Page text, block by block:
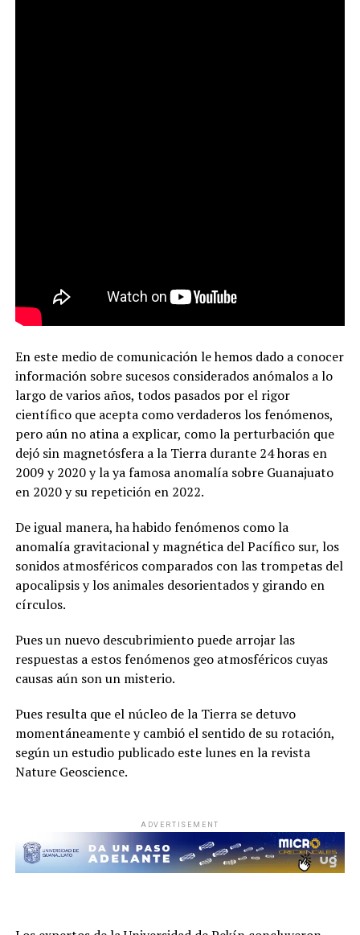
En este medio de comunicación le hemos dado a conocer
información sobre sucesos considerados anómalos a lo
largo de varios años, todos pasados por el rigor
científico que acepta como verdaderos los fenómenos,
pero aún no atina a explicar, como la perturbación que
dejó sin magnetósfera a la Tierra durante 24 horas en
2009 y 2020 y la ya famosa anomalía sobre Guanajuato
en 2020 y su repetición en 2022.
De igual manera, ha habido fenómenos como la
anomalía gravitacional y magnética del Pacífico sur, los
sonidos atmosféricos comparados con las trompetas del
apocalipsis y los animales desorientados y girando en
círculos.
Pues un nuevo descubrimiento puede arrojar las
respuestas a estos fenómenos geo atmosféricos cuyas
causas aún son un misterio.
Pues resulta que el núcleo de la Tierra se detuvo
momentáneamente y cambió el sentido de su rotación,
según un estudio publicado este lunes en la revista
Nature Geoscience.
ADVERTISEMENT